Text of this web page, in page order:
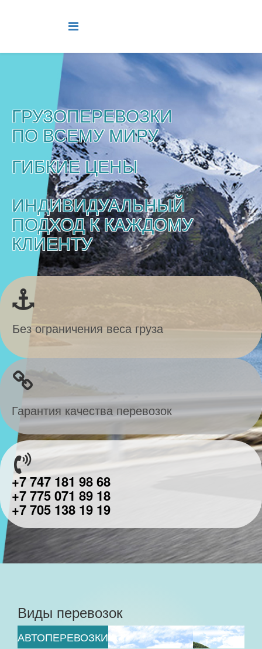
ГРУЗОПЕРЕВОЗКИ
ПО ВСЕМУ МИРУ
ГИБКИЕ ЦЕНЫ
ИНДИВИДУАЛЬНЫЙ
ПОДХОД К КАЖДОМУ
КЛИЕНТУ
Без ограничения веса груза
Гарантия качества перевозок
+7 747 181 98 68
+7 775 071 89 18
+7 705 138 19 19
Виды перевозок
АВТОПЕРЕВОЗКИ